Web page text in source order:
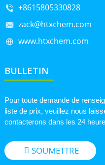
+8615805330828
zack@htxchem.com
www.htxchem.com
BULLETIN
Pour toute demande de
liste de prix, veuillez nous
contacterons dans les 24
SOUMETTRE